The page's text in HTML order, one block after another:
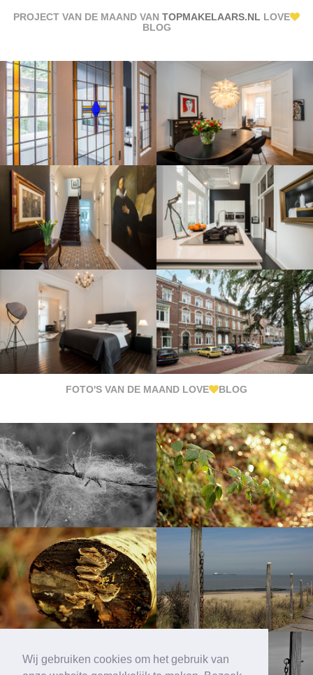
Wij gebruiken cookies om het gebruik van
PROJECT VAN DE MAAND VAN TOPMAKELAARS.NL LOVE
BLOG
FOTO'S VAN DE MAAND LOVE BLOG